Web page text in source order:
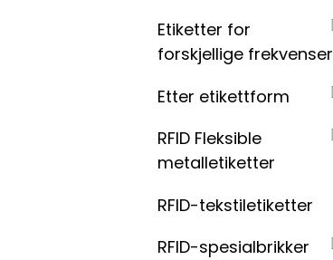
Etiketter for
forskjellige frekvenser
Etter etikettform
RFID Fleksible
metalletiketter
RFID-tekstiletiketter
RFID-spesialbrikker